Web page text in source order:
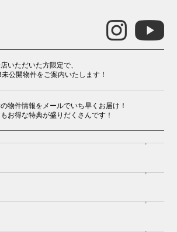
いただいた方限定で、
未公開物件をご案内いたします！
物件情報をメールでいち早くお届け！
お得な特典が盛りだくさんです！